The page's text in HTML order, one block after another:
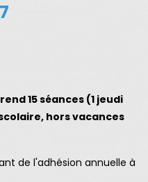
15 séances (1 jeudi
hors vacances
de l'adhésion annuelle à